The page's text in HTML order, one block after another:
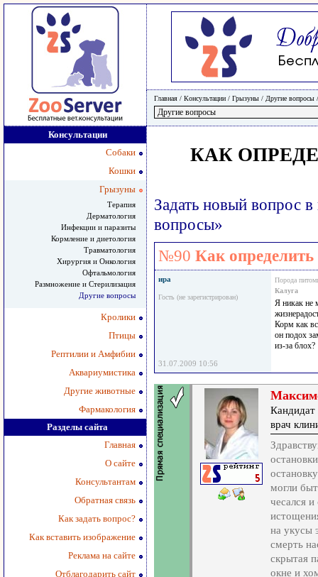
Главная / Консультации / Грызуны / Другие вопросы
Консультации
Собаки
Кошки
Грызуны
Терапия
Дерматология
Инфекции и паразиты
Кормление и диетология
Травматология
Хирургия и Онкология
Офтальмология
Размножение и Стерилизация
Другие вопросы
Кролики
Птицы
Рептилии и Амфибии
Аквариумистика
Другие животные
Фармакология
Разделы сайта
Главная
О сайте
Консультантам
Обратная связь
Как задать вопрос?
Как вставить изображение
Реклама на сайте
Отблагодарить сайт
КАК
Задать новый вопрос
вопросы»
№90 Как
ира
Гость (не зарегистрирован)
Порода
Калуга
Я никак не
Корм как
он подох
из-за блох?
31.07.2009 10:56
Кандидат
врач
могли
чесался
на укусы
смерть
скрытая
окне и